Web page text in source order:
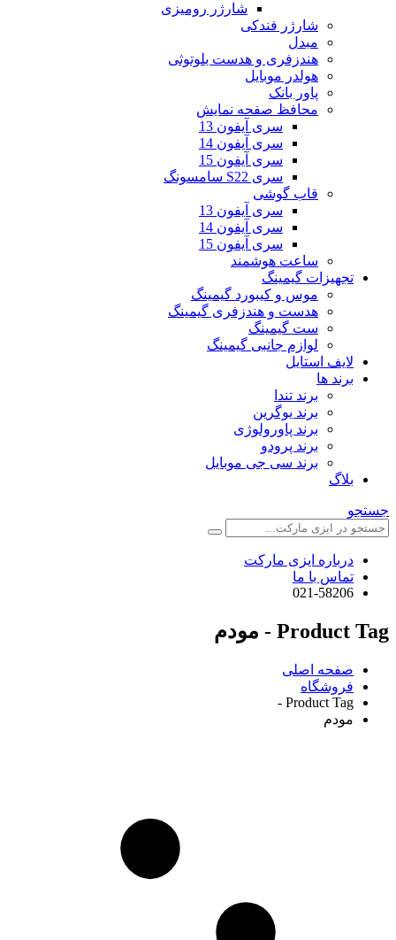
شارژر رومیزی
شارژر فندکی
مبدل
هندزفری و هدست بلوتوثی
هولدر موبایل
پاور بانک
محافظ صفحه نمایش
سری آیفون 13
سری آیفون 14
سری آیفون 15
سری S22 سامسونگ
قاب گوشی
سری آیفون 13
سری آیفون 14
سری آیفون 15
ساعت هوشمند
تجهیزات گیمینگ
موس و کیبورد گیمینگ
هدست و هندزفری گیمینگ
ست گیمینگ
لوازم جانبی گیمینگ
لایف استایل
برند ها
برند تندا
برند یوگرین
برند پاورولوژی
برند پرودو
برند سی جی موبایل
بلاگ
جستجو
درباره ایزی مارکت
تماس با ما
021-58206
Product Tag - مودم
صفحه اصلی
فروشگاه
Product Tag -
مودم